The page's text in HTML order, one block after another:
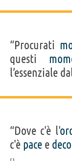
“Procurati
questi
l’essenziale
“Dove c'è l'
c'è pace e